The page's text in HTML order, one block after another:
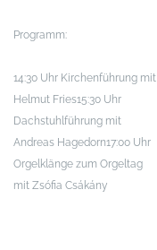
Programm:
14:30 Uhr Kirchenführung mit
Helmut Fries15:30 Uhr
Dachstuhlführung mit
Andreas Hagedorn17:00 Uhr
Orgelklänge zum Orgeltag
mit Zsófia Csákány